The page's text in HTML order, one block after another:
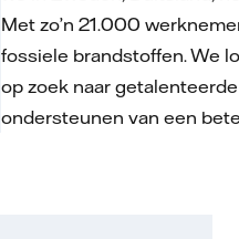
Met zo’n 21.000
fossiele brandstoffen. We
op zoek naar
ondersteunen van een